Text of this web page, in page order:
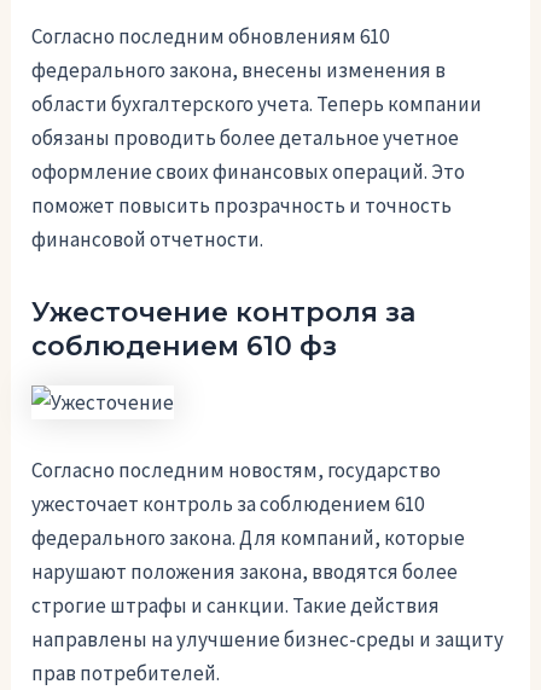
Согласно последним обновлениям 610
федерального закона, внесены изменения в
области бухгалтерского учета. Теперь компании
обязаны проводить более детальное учетное
оформление своих финансовых операций. Это
поможет повысить прозрачность и точность
финансовой отчетности.
Ужесточение контроля за
соблюдением 610 фз
Согласно последним новостям, государство
ужесточает контроль за соблюдением 610
федерального закона. Для компаний, которые
нарушают положения закона, вводятся более
строгие штрафы и санкции. Такие действия
направлены на улучшение бизнес-среды и защиту
прав потребителей.